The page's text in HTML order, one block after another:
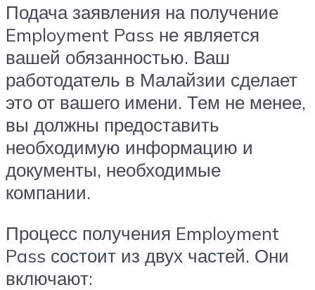
Подача заявления на получение
Employment Pass не является
вашей обязанностью. Ваш
работодатель в Малайзии сделает
это от вашего имени. Тем не менее,
вы должны предоставить
необходимую информацию и
документы, необходимые
компании.
Процесс получения Employment
Pass состоит из двух частей. Они
включают: